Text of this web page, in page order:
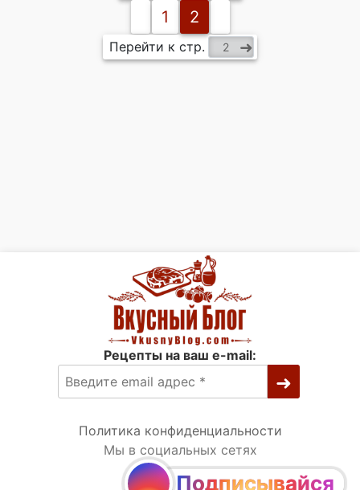
1 2
Перейти к стр.
Рецепты на ваш e-mail:
Политика конфиденциальности
Мы в социальных сетях
Подписывайся